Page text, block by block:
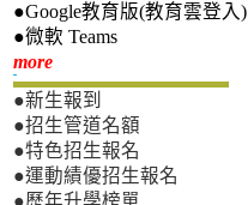
●Google教育版(教育雲登入)
●微軟 Teams
more新生專區
●新生報到
●招生管道名額
●特色招生報名
●運動績優招生報名
●歷年升學榜單